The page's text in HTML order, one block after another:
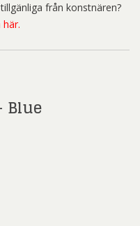
från konstnären?
här.
Blue